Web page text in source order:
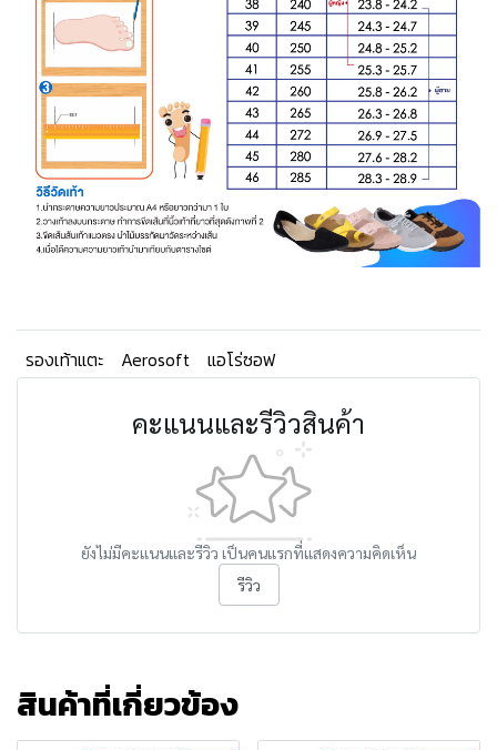
รองเท้าแตะ Aerosoft แอโร่ซอฟ
คะแนนและรีวิวสินค้า
ยังไม่มีคะแนนและรีวิว เป็นคนแรกที่แสดงความคิดเห็น
รีวิว
สินค้าที่เกี่ยวข้อง